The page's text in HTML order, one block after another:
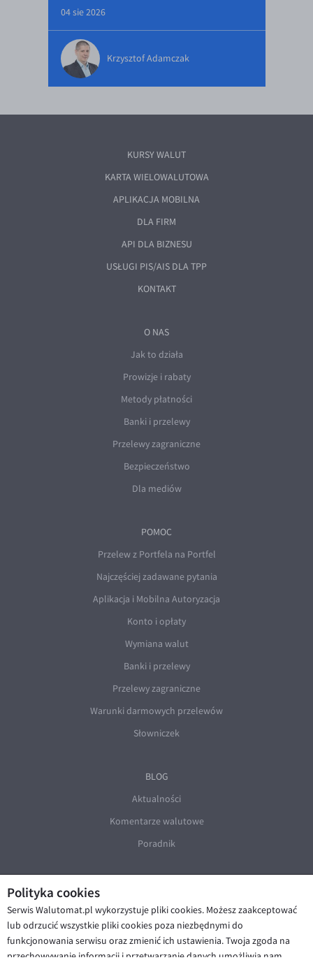
04 sie 2026
Krzysztof Adamczak
Polityka cookies
Serwis Walutomat.pl wykorzystuje pliki cookies. Możesz zaakceptować
lub odrzucić wszystkie pliki cookies poza niezbędnymi do
funkcjonowania serwisu oraz zmienić ich ustawienia. Twoja zgoda na
przechowywanie informacji i przetwarzanie danych umożliwia nam
KURSY WALUT
KARTA WIELOWALUTOWA
APLIKACJA MOBILNA
DLA FIRM
API DLA BIZNESU
USŁUGI PIS/AIS DLA TPP
KONTAKT
O NAS
Jak to działa
Prowizje i rabaty
Metody płatności
Banki i przelewy
Przelewy zagraniczne
Bezpieczeństwo
Dla mediów
POMOC
Przelew z Portfela na Portfel
Najczęściej zadawane pytania
Aplikacja i Mobilna Autoryzacja
Konto i opłaty
Wymiana walut
Banki i przelewy
Przelewy zagraniczne
Warunki darmowych przelewów
Słowniczek
BLOG
Aktualności
Komentarze walutowe
Poradnik
© Walutomat 2026 | Regulaminy
|